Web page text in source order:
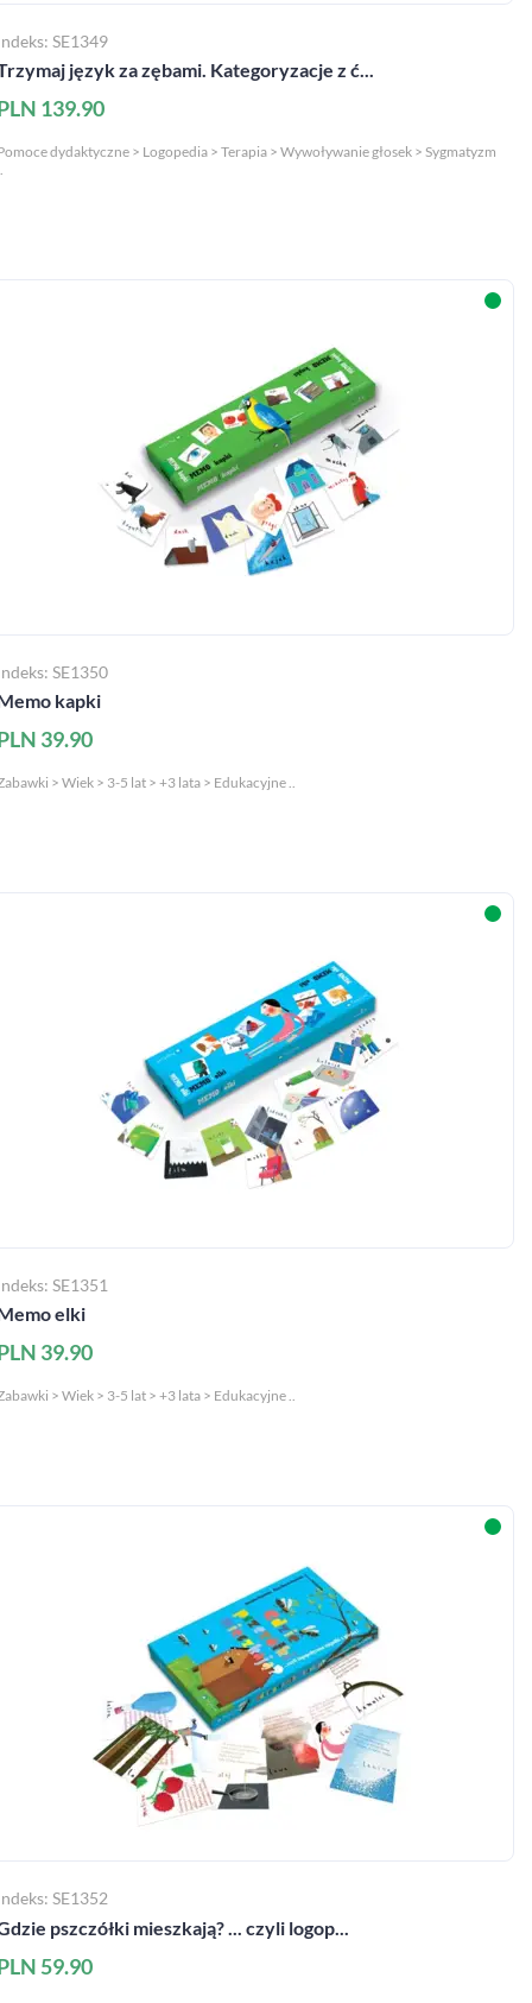
SE1349
język za zębami. Kategoryzacje z ć...
139.90
dydaktyczne > Logopedia > Terapia > Wywoływanie głosek > Sygmatyzm
SE1350
kapki
39.90
> Wiek > 3-5 lat > +3 lata > Edukacyjne ..
SE1351
elki
39.90
> Wiek > 3-5 lat > +3 lata > Edukacyjne ..
SE1352
pszczółki mieszkają? ... czyli logop...
59.90